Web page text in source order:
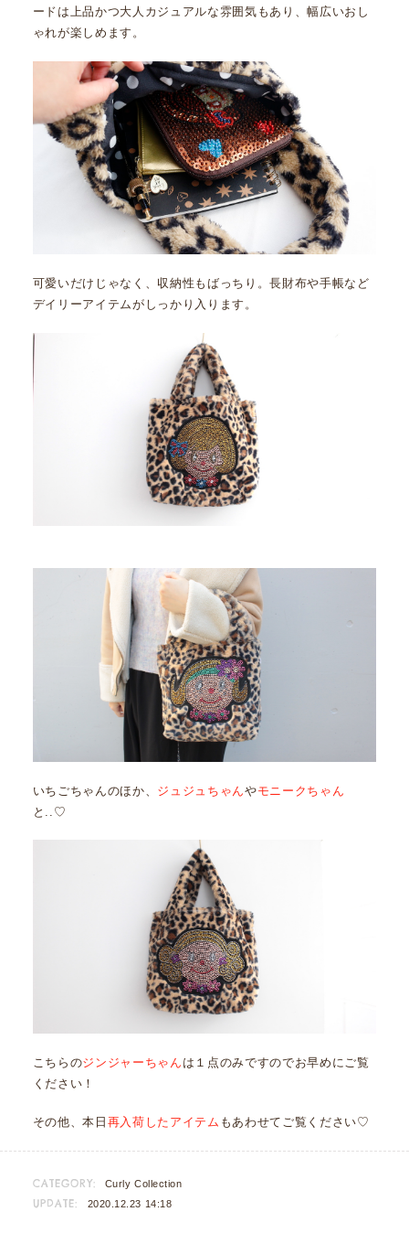
ードは上品かつ大人カジュアルな雰囲気もあり、幅広いおし
ゃれが楽しめます。
可愛いだけじゃなく、収納性もばっちり。長財布や手帳など
デイリーアイテムがしっかり入ります。
いちごちゃんのほか、 ジュジュちゃんやモニークちゃん
と..♡
こちらのジンジャーちゃん は１点のみですのでお早めにご覧
ください！
その他、本日 再入荷したアイテム もあわせてご覧ください♡
CATEGORY: Curly Collection
UPDATE: 2020.12.23 14:18